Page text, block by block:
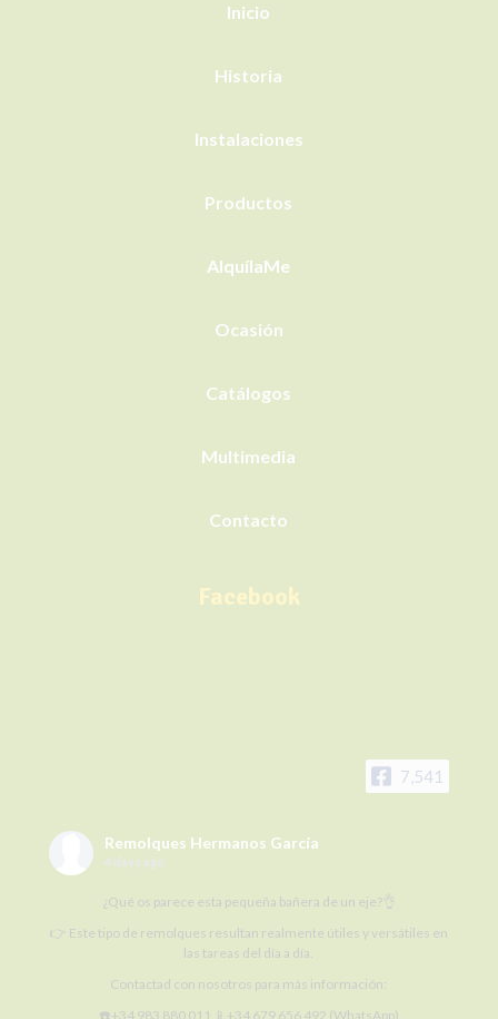
Inicio
Historia
Instalaciones
Productos
AlquílaMe
Ocasión
Catálogos
Multimedia
Contacto
Facebook
7,541
Remolques Hermanos García
4 days ago
¿Qué os parece esta pequeña bañera de un eje?👌
👉 Este tipo de remolques resultan realmente útiles y versátiles en
las tareas del día a día.
Contactad con nosotros para más información:
☎️+34 983 880 011 📱+34 679 656 492 (WhatsApp)